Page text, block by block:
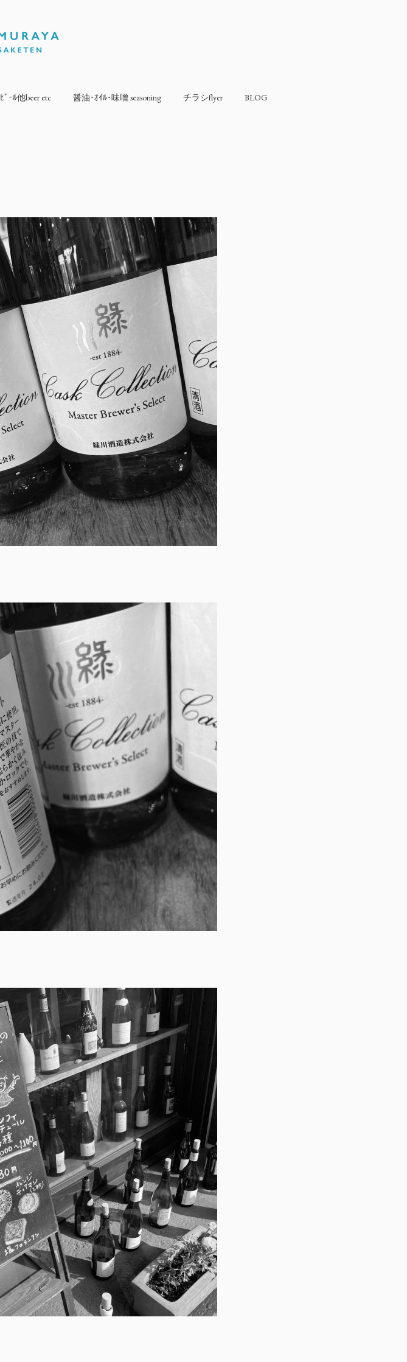
ﾋﾞｰﾙ他beer etc 醤油･ｵｲﾙ･味噌 seasoning チラシflyer BLOG